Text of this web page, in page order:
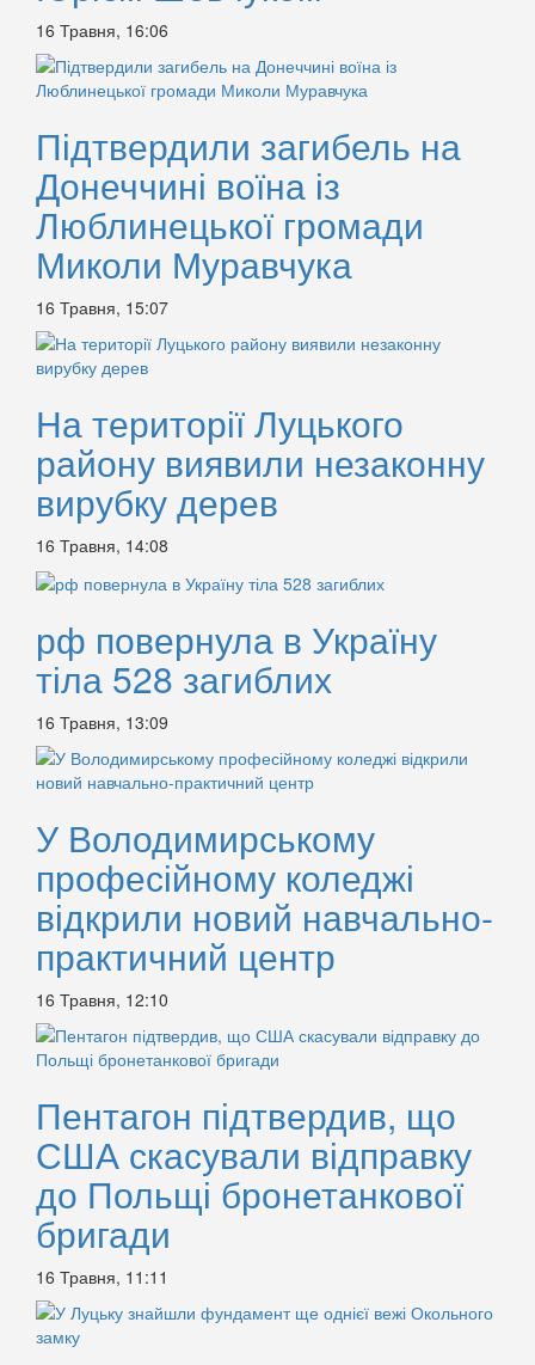
16 Травня, 16:06
Підтвердили загибель на
Донеччині воїна із
Люблинецької громади
Миколи Муравчука
16 Травня, 15:07
На території Луцького
району виявили незаконну
вирубку дерев
16 Травня, 14:08
рф повернула в Україну
тіла 528 загиблих
16 Травня, 13:09
У Володимирському
професійному коледжі
відкрили новий навчально-
практичний центр
16 Травня, 12:10
Пентагон підтвердив, що
США скасували відправку
до Польщі бронетанкової
бригади
16 Травня, 11:11